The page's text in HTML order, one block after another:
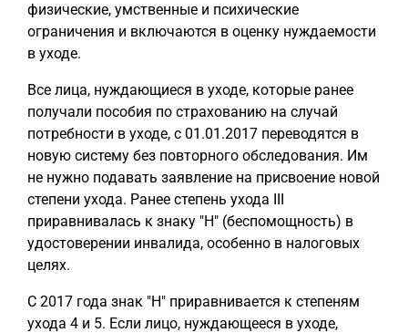
физические, умственные и психические
ограничения и включаются в оценку нуждаемости
в уходе.
Все лица, нуждающиеся в уходе, которые ранее
получали пособия по страхованию на случай
потребности в уходе, с 01.01.2017 переводятся в
новую систему без повторного обследования. Им
не нужно подавать заявление на присвоение новой
степени ухода. Ранее степень ухода III
приравнивалась к знаку "H" (беспомощность) в
удостоверении инвалида, особенно в налоговых
целях.
С 2017 года знак "H" приравнивается к степеням
ухода 4 и 5. Если лицо, нуждающееся в уходе,